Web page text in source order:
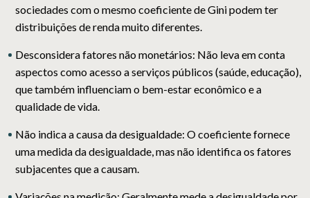
sociedades com o mesmo coeficiente de Gini podem ter
distribuições de renda muito diferentes.
Desconsidera fatores não monetários: Não leva em conta
aspectos como acesso a serviços públicos (saúde, educação),
que também influenciam o bem-estar econômico e a
qualidade de vida.
Não indica a causa da desigualdade: O coeficiente fornece
uma medida da desigualdade, mas não identifica os fatores
subjacentes que a causam.